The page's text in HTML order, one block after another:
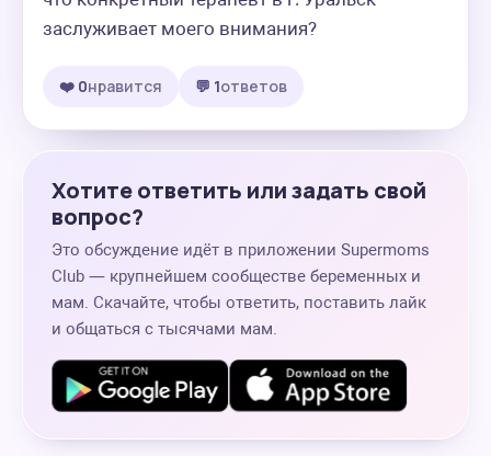
заслуживает моего внимания?
❤️ 0нравится 💬 1ответов
Хотите ответить или задать свой
вопрос?
Это обсуждение идёт в приложении Supermoms
Club — крупнейшем сообществе беременных и
мам. Скачайте, чтобы ответить, поставить лайк
и общаться с тысячами мам.